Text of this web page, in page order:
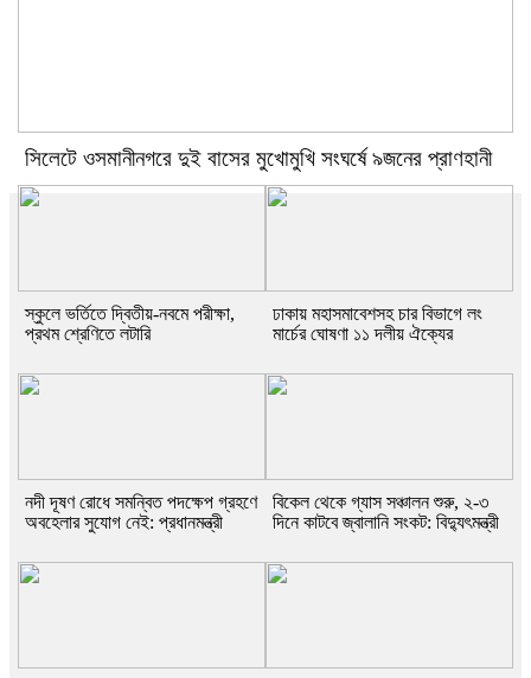
সিলেটে ওসমানীনগরে দুই বাসের মুখোমুখি সংঘর্ষে ৯জনের প্রাণহানী
স্কুলে ভর্তিতে দ্বিতীয়-নবমে পরীক্ষা,
প্রথম শ্রেণিতে লটারি
ঢাকায় মহাসমাবেশসহ চার বিভাগে লং
মার্চের ঘোষণা ১১ দলীয় ঐক্যের
নদী দূষণ রোধে সমন্বিত পদক্ষেপ গ্রহণে
অবহেলার সুযোগ নেই: প্রধানমন্ত্রী
বিকেল থেকে গ্যাস সঞ্চালন শুরু, ২-৩
দিনে কাটবে জ্বালানি সংকট: বিদ্যুৎমন্ত্রী